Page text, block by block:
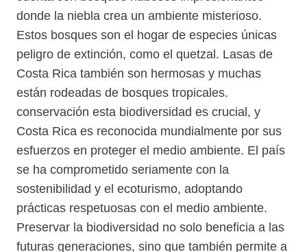
donde la niebla crea un ambiente misterioso.
Estos bosques son el hogar de especies únicas
peligro de extinción, como el quetzal. Lasas de
Costa Rica también son hermosas y muchas
están rodeadas de bosques tropicales.
conservación esta biodiversidad es crucial, y
Costa Rica es reconocida mundialmente por sus
esfuerzos en proteger el medio ambiente. El país
se ha comprometido seriamente con la
sostenibilidad y el ecoturismo, adoptando
prácticas respetuosas con el medio ambiente.
Preservar la biodiversidad no solo beneficia a las
futuras generaciones, sino que también permite a